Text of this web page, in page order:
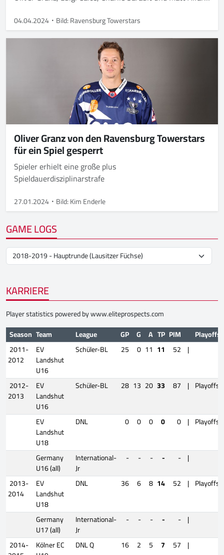
04.04.2024 Bild: Ravensburg Towerstars
Oliver Granz von den Ravensburg Towerstars
für ein Spiel gesperrt
Spieler erhielt eine große plus
Spieldauerdisziplinarstrafe
27.01.2024 Bild: Kim Enderle
GAME LOGS
KARRIERE
Player statistics powered bywww.eliteprospects.com
Season Team League GP G A TP PIM
Playoffs
2011-
2012
EV
Landshut
U16
Schüler-BL 25 0 11 11 52 |
2012-
2013
EV
Landshut
U16
Schüler-BL 28 13 20 33 87 | Playoffs
EV
Landshut
U18
DNL 0 0 0 0 0 | Playoffs
Germany
U16 (all)
International-
Jr
- - - - - |
2013-
2014
EV
Landshut
U18
DNL 36 6 8 14 52 | Playoffs
Germany
U17 (all)
International-
Jr
- - - - - |
2014-
Kölner EC
DNL Q 16 2 5 7 57 |